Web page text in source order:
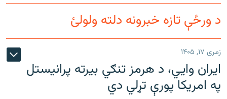
د ورځې تازه خبرونه دلته ولولئ
زمری ۱۷, ۱۴۰۵
ایران وایي، د هرمز تنګي بیرته پرانیستل
په امریکا پورې تړلي دي